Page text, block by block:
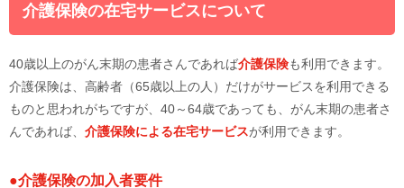
介護保険の在宅サービスについて
40歳以上のがん末期の患者さんであれば介護保険も利用できます。
介護保険は、高齢者（65歳以上の人）だけがサービスを利用できる
ものと思われがちですが、40～64歳であっても、がん末期の患者さ
んであれば、 介護保険による在宅サービスが利用できます。
●介護保険の加入者要件